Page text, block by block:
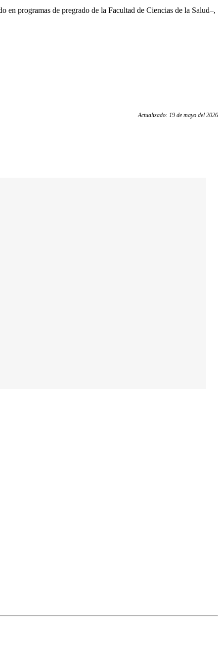
en programas de pregrado de la Facultad de Ciencias de la Salud–,
Actualizado: 19 de mayo del 2026